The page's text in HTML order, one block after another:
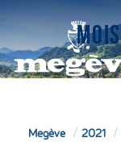
Megève 2021